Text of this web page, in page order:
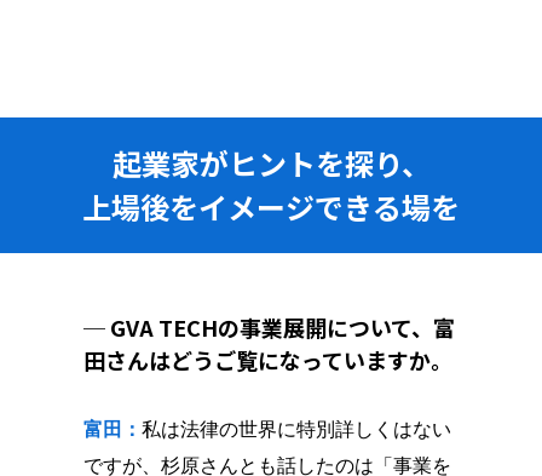
起業家がヒントを探り、
上場後をイメージできる場を
─ GVA TECHの事業展開について、富
田さんはどうご覧になっていますか。
富田： 私は法律の世界に特別詳しくはない
ですが、杉原さんとも話したのは「事業を